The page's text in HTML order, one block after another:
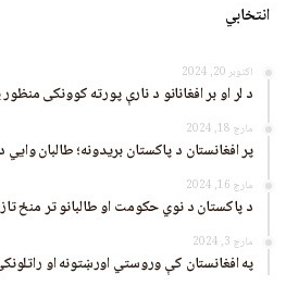
انتخابي
اکتوبر 20, 2024
د لر او بر افغانانو د نارې پورته کوونکی
مارچ 18, 2024
پر افغانستان د پاکستان بریدونه؛ طالبان وايي
مارچ 16, 2024
د پاکستان د نوي حکومت او طالبانو تر منځ
مارچ 3, 2024
په افغانستان کې وروستي اورښتونه او